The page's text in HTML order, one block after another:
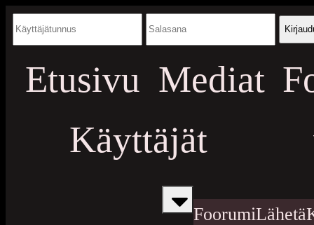
Etusivu Mediat
Käyttäjät
FoorumiLähetä